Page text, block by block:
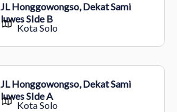
JL Honggowongso, Dekat Sami
luwes SIde B
Kota Solo
JL Honggowongso, Dekat Sami
luwes SIde A
Kota Solo